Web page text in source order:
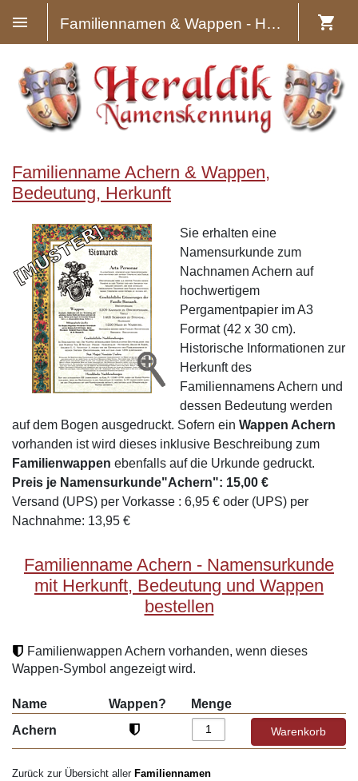
Familiennamen & Wappen - Heraldik
Familienname Achern & Wappen,
Bedeutung, Herkunft
Sie erhalten eine
Namensurkunde zum
Nachnamen Achern auf
hochwertigem
Pergamentpapier im A3
Format (42 x 30 cm).
Historische Informationen zur
Herkunft des
Familiennamens Achern und
dessen Bedeutung werden
auf dem Bogen ausgedruckt. Sofern ein Wappen Achern
vorhanden ist wird dieses inklusive Beschreibung zum
Familienwappen ebenfalls auf die Urkunde gedruckt.
Preis je Namensurkunde"Achern": 15,00 €
Versand (UPS) per Vorkasse : 6,95 € oder (UPS) per
Nachnahme: 13,95 €
Familienname Achern - Namensurkunde
mit Herkunft, Bedeutung und Wappen
bestellen
Familienwappen Achern vorhanden, wenn dieses
Wappen-Symbol angezeigt wird.
Name Wappen?
Menge
Achern
Zurück zur Übersicht aller Familiennamen